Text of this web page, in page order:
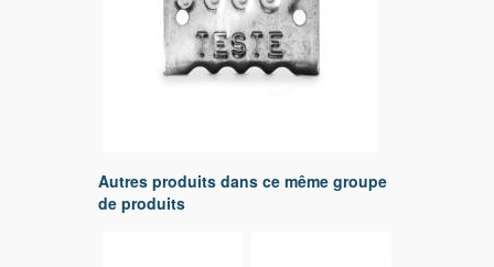
Autres produits dans ce même groupe
de produits